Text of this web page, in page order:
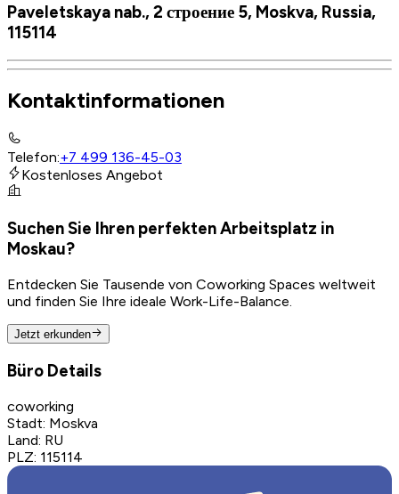
Paveletskaya nab., 2 строение 5, Moskva, Russia,
115114
Kontaktinformationen
Telefon:+7 499 136-45-03
Kostenloses Angebot
Suchen Sie Ihren perfekten Arbeitsplatz in
Moskau?
Entdecken Sie Tausende von Coworking Spaces weltweit
und finden Sie Ihre ideale Work-Life-Balance.
Jetzt erkunden
Büro Details
coworking
Stadt: Moskva
Land: RU
PLZ: 115114